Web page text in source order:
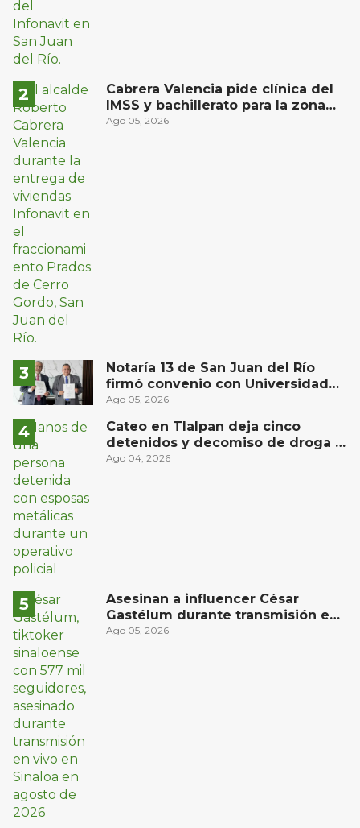
Cabrera Valencia pide clínica del
IMSS y bachillerato para la zona
oriente de San Juan del Río
Ago 05, 2026
Notaría 13 de San Juan del Río
firmó convenio con Universidad
del Bajío para recibir estudiantes
Ago 05, 2026
Cateo en Tlalpan deja cinco
detenidos y decomiso de droga y
un arma
Ago 04, 2026
Asesinan a influencer César
Gastélum durante transmisión en
vivo en Sinaloa
Ago 05, 2026